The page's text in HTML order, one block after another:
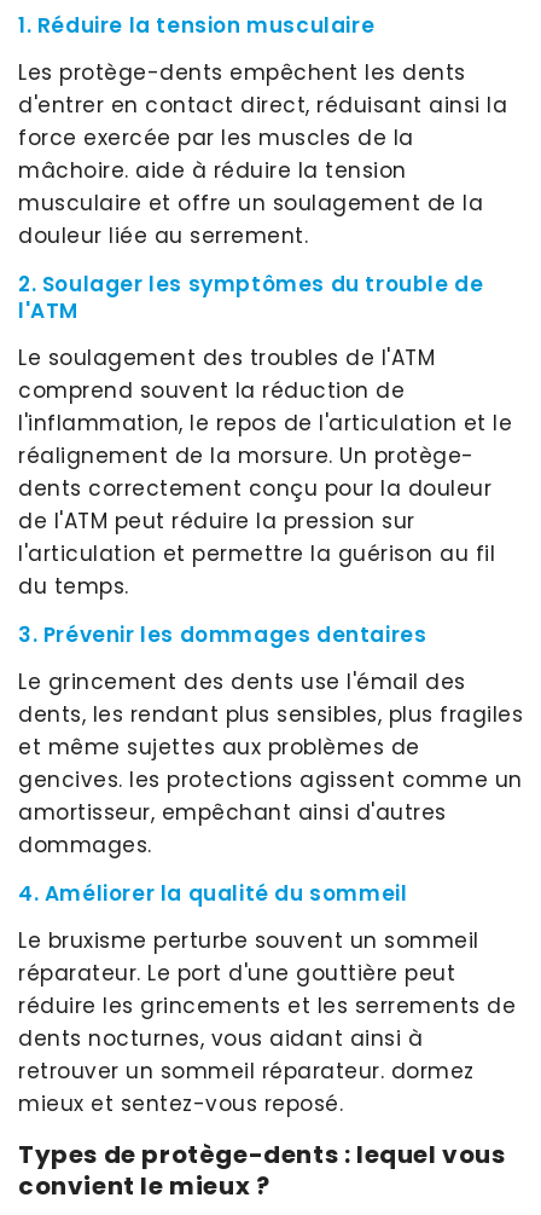
1. Réduire la tension musculaire
Les protège-dents empêchent les dents
d'entrer en contact direct, réduisant ainsi la
force exercée par les muscles de la
mâchoire. aide à réduire la tension
musculaire et offre un soulagement de la
douleur liée au serrement.
2. Soulager les symptômes du trouble de
l'ATM
Le soulagement des troubles de l'ATM
comprend souvent la réduction de
l'inflammation, le repos de l'articulation et le
réalignement de la morsure. Un protège-
dents correctement conçu pour la douleur
de l'ATM peut réduire la pression sur
l'articulation et permettre la guérison au fil
du temps.
3. Prévenir les dommages dentaires
Le grincement des dents use l'émail des
dents, les rendant plus sensibles, plus fragiles
et même sujettes aux problèmes de
gencives. les protections agissent comme un
amortisseur, empêchant ainsi d'autres
dommages.
4. Améliorer la qualité du sommeil
Le bruxisme perturbe souvent un sommeil
réparateur. Le port d'une gouttière peut
réduire les grincements et les serrements de
dents nocturnes, vous aidant ainsi à
retrouver un sommeil réparateur. dormez
mieux et sentez-vous reposé.
Types de protège-dents : lequel vous
convient le mieux ?